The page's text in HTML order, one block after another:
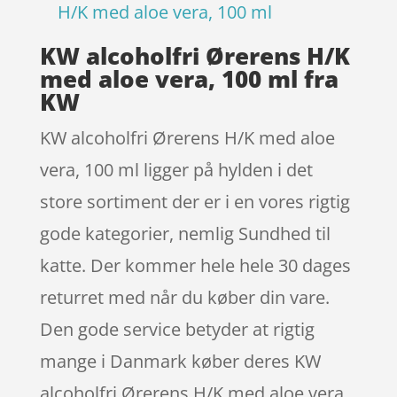
H/K med aloe vera, 100 ml
KW alcoholfri Ørerens H/K
med aloe vera, 100 ml fra
KW
KW alcoholfri Ørerens H/K med aloe
vera, 100 ml ligger på hylden i det
store sortiment der er i en vores rigtig
gode kategorier, nemlig Sundhed til
katte. Der kommer hele hele 30 dages
returret med når du køber din vare.
Den gode service betyder at rigtig
mange i Danmark køber deres KW